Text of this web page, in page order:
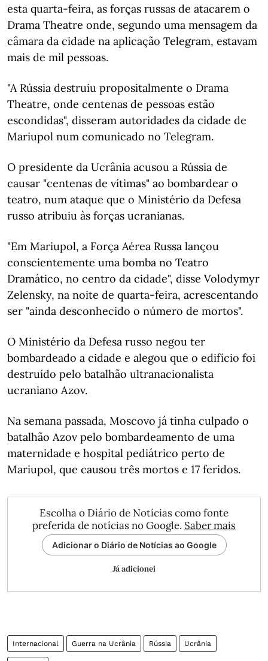
esta quarta-feira, as forças russas de atacarem o
Drama Theatre onde, segundo uma mensagem da
câmara da cidade na aplicação Telegram, estavam
mais de mil pessoas.
"A Rússia destruiu propositalmente o Drama
Theatre, onde centenas de pessoas estão
escondidas", disseram autoridades da cidade de
Mariupol num comunicado no Telegram.
O presidente da Ucrânia acusou a Rússia de
causar "centenas de vítimas" ao bombardear o
teatro, num ataque que o Ministério da Defesa
russo atribuiu às forças ucranianas.
"Em Mariupol, a Força Aérea Russa lançou
conscientemente uma bomba no Teatro
Dramático, no centro da cidade", disse Volodymyr
Zelensky, na noite de quarta-feira, acrescentando
ser "ainda desconhecido o número de mortos".
O Ministério da Defesa russo negou ter
bombardeado a cidade e alegou que o edifício foi
destruído pelo batalhão ultranacionalista
ucraniano Azov.
Na semana passada, Moscovo já tinha culpado o
batalhão Azov pelo bombardeamento de uma
maternidade e hospital pediátrico perto de
Mariupol, que causou três mortos e 17 feridos.
Escolha o Diário de Notícias como fonte
preferida de notícias no Google. Saber mais
Adicionar o Diário de Notícias ao Google
Já adicionei
Internacional Guerra na Ucrânia Rússia Ucrânia